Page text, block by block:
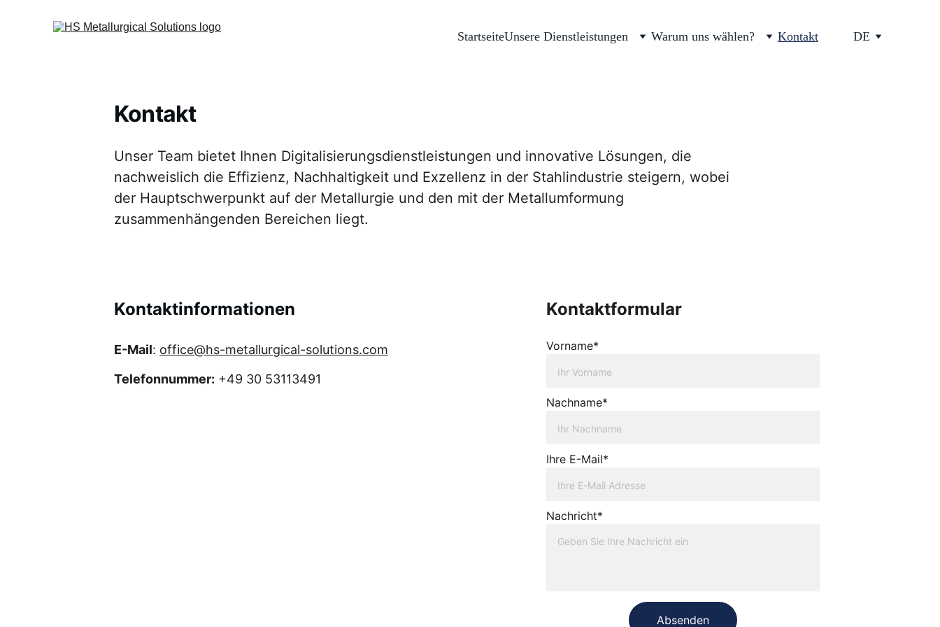
StartseiteUnsere Dienstleistungen Warum uns wählen? Kontakt DE
Kontakt
Unser Team bietet Ihnen Digitalisierungsdienstleistungen und innovative Lösungen, die
nachweislich die Effizienz, Nachhaltigkeit und Exzellenz in der Stahlindustrie steigern, wobei
der Hauptschwerpunkt auf der Metallurgie und den mit der Metallumformung
zusammenhängenden Bereichen liegt.
Vorname*
Nachname*
Ihre E-Mail*
Nachricht*
Absenden
Kontaktinformationen
E-Mail: office@hs-metallurgical-solutions.com
Telefonnummer: +49 30 53113491
Kontaktformular